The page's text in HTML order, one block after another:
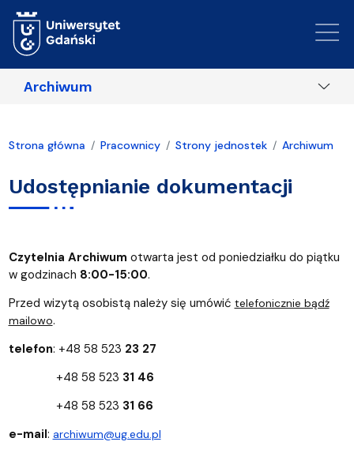
Archiwum
Strona główna Pracownicy Strony jednostek Archiwum
Udostępnianie dokumentacji
Czytelnia Archiwum otwarta jest od poniedziałku do piątku
w godzinach 8:00-15:00.
Przed wizytą osobistą należy się umówić telefonicznie bądź
mailowo.
telefon: +48 58 523 23 27
+48 58 523 31 46
+48 58 523 31 66
e-mail: archiwum@ug.edu.pl